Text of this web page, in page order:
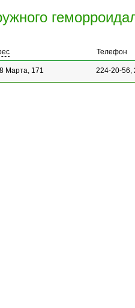
Телефон
Марта, 171 224-20-56,